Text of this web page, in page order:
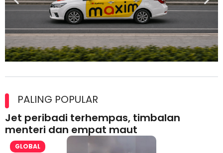
lesen separuh pertama 2026
PALING POPULAR
Jet peribadi terhempas, timbalan
menteri dan empat maut
GLOBAL